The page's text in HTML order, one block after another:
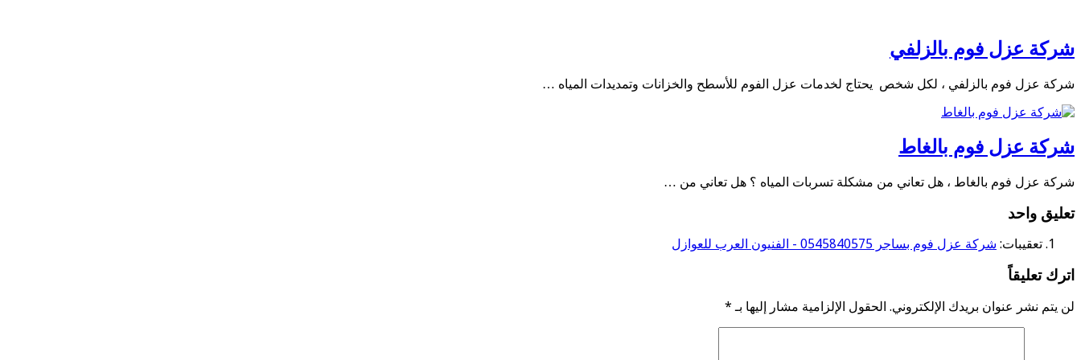
شركة عزل فوم بالزلفي
شركة عزل فوم بالزلفي ، لكل شخص يحتاج لخدمات عزل الفوم للأسطح والخزانات وتمديدات المياه …
شركة عزل فوم بالغاط
شركة عزل فوم بالغاط ، هل تعاني من مشكلة تسربات المياه ؟ هل تعاني من …
تعليق واحد
تعقيبات: شركة عزل فوم بساجر 0545840575 - الفنيون العرب للعوازل
اترك تعليقاً
لن يتم نشر عنوان بريدك الإلكتروني. الحقول الإلزامية مشار إليها بـ *